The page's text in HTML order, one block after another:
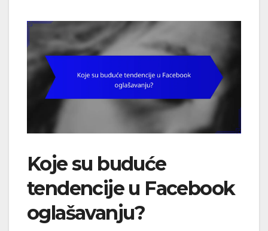
Koje su buduće
tendencije u Facebook
oglašavanju?